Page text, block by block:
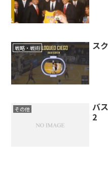
戦略・戦術 ス
その他
バ
2